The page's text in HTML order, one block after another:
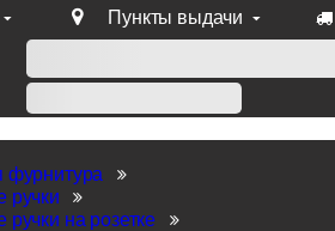
Пункты выдачи
руб продукции Venezia, Fratelli,
фурнитура
ручки
на розетке